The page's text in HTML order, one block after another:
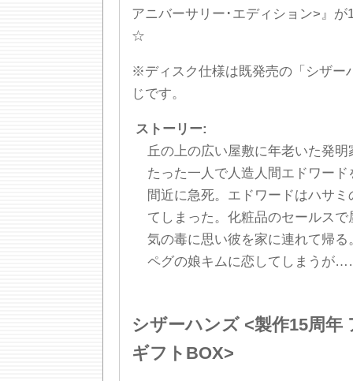
アニバーサリー･エディション>』
☆
※ディスク仕様は既発売の「シザー
じです。
ストーリー:
丘の上の広い屋敷に年老いた発
たった一人で人造人間エドワー
間近に急死。エドワードはハサ
てしまった。化粧品のセールス
気の毒に思い彼を家に連れて帰
ペグの娘キムに恋してしまうが
シザーハンズ <製作15周年
ギフトBOX>